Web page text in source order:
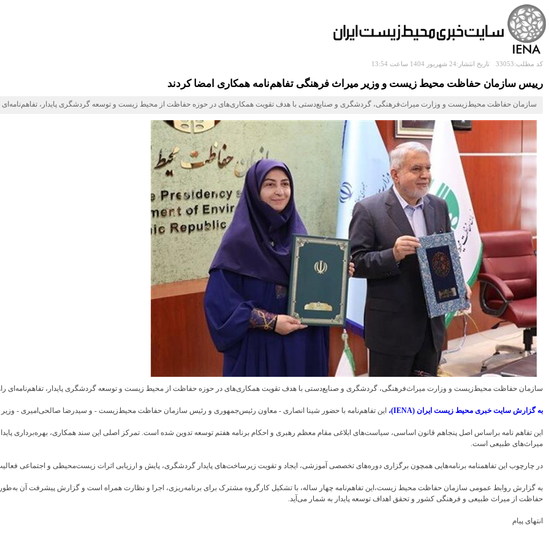
کد مطلب:33053 تاریخ انتشار:24 شهریور 1404 ساعت 13:54
رییس سازمان حفاظت محیط‌ زیست و وزیر میراث‌ فرهنگی تفاهم‌نامه همکاری امضا کردند
سازمان حفاظت محیط‌زیست و وزارت میراث‌فرهنگی، گردشگری و صنایع‌دستی با هدف تقویت همکاری‌های در حوزه حفاظت از محیط‌ زیست و توسعه گردشگری پایدار، تفاهم‌نامه‌ای
سازمان حفاظت محیط‌زیست و وزارت میراث‌فرهنگی، گردشگری و صنایع‌دستی با هدف تقویت همکاری‌های در حوزه حفاظت از محیط‌ زیست و توسعه گردشگری پایدار، تفاهم‌نامه‌ای
به گزارش سایت خبری محیط زیست ایران (IENA)، این تفاهم‌نامه با حضور شینا انصاری - معاون رئیس‌جمهوری و رئیس سازمان حفاظت محیط‌زیست - و سیدرضا صالحی‌امیری -
این تفاهم نامه براساس اصل پنجاهم قانون اساسی، سیاست‌های ابلاغی مقام معظم رهبری و احکام برنامه هفتم توسعه تدوین شده است. تمرکز اصلی این سند همکاری، بهره‌برداری
میراث‌های طبیعی است.
در چارچوب این تفاهمنامه برنامه‌هایی همچون برگزاری دوره‌های تخصصی آموزشی، ایجاد و تقویت زیرساخت‌های پایدار گردشگری، پایش و ارزیابی اثرات زیست‌محیطی و
به گزارش روابط عمومی سازمان حفاظت محیط زیست،این تفاهم‌نامه چهار ساله، با تشکیل کارگروه مشترک برای برنامه‌ریزی، اجرا و نظارت همراه است و گزارش پیشرفت آن
حفاظت از میراث طبیعی و فرهنگی کشور و تحقق اهداف توسعه پایدار به شمار می‌آید.
انتهای پیام